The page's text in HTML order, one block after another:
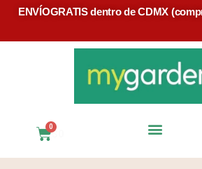
ENVÍOGRATIS dentro de CDMX
$